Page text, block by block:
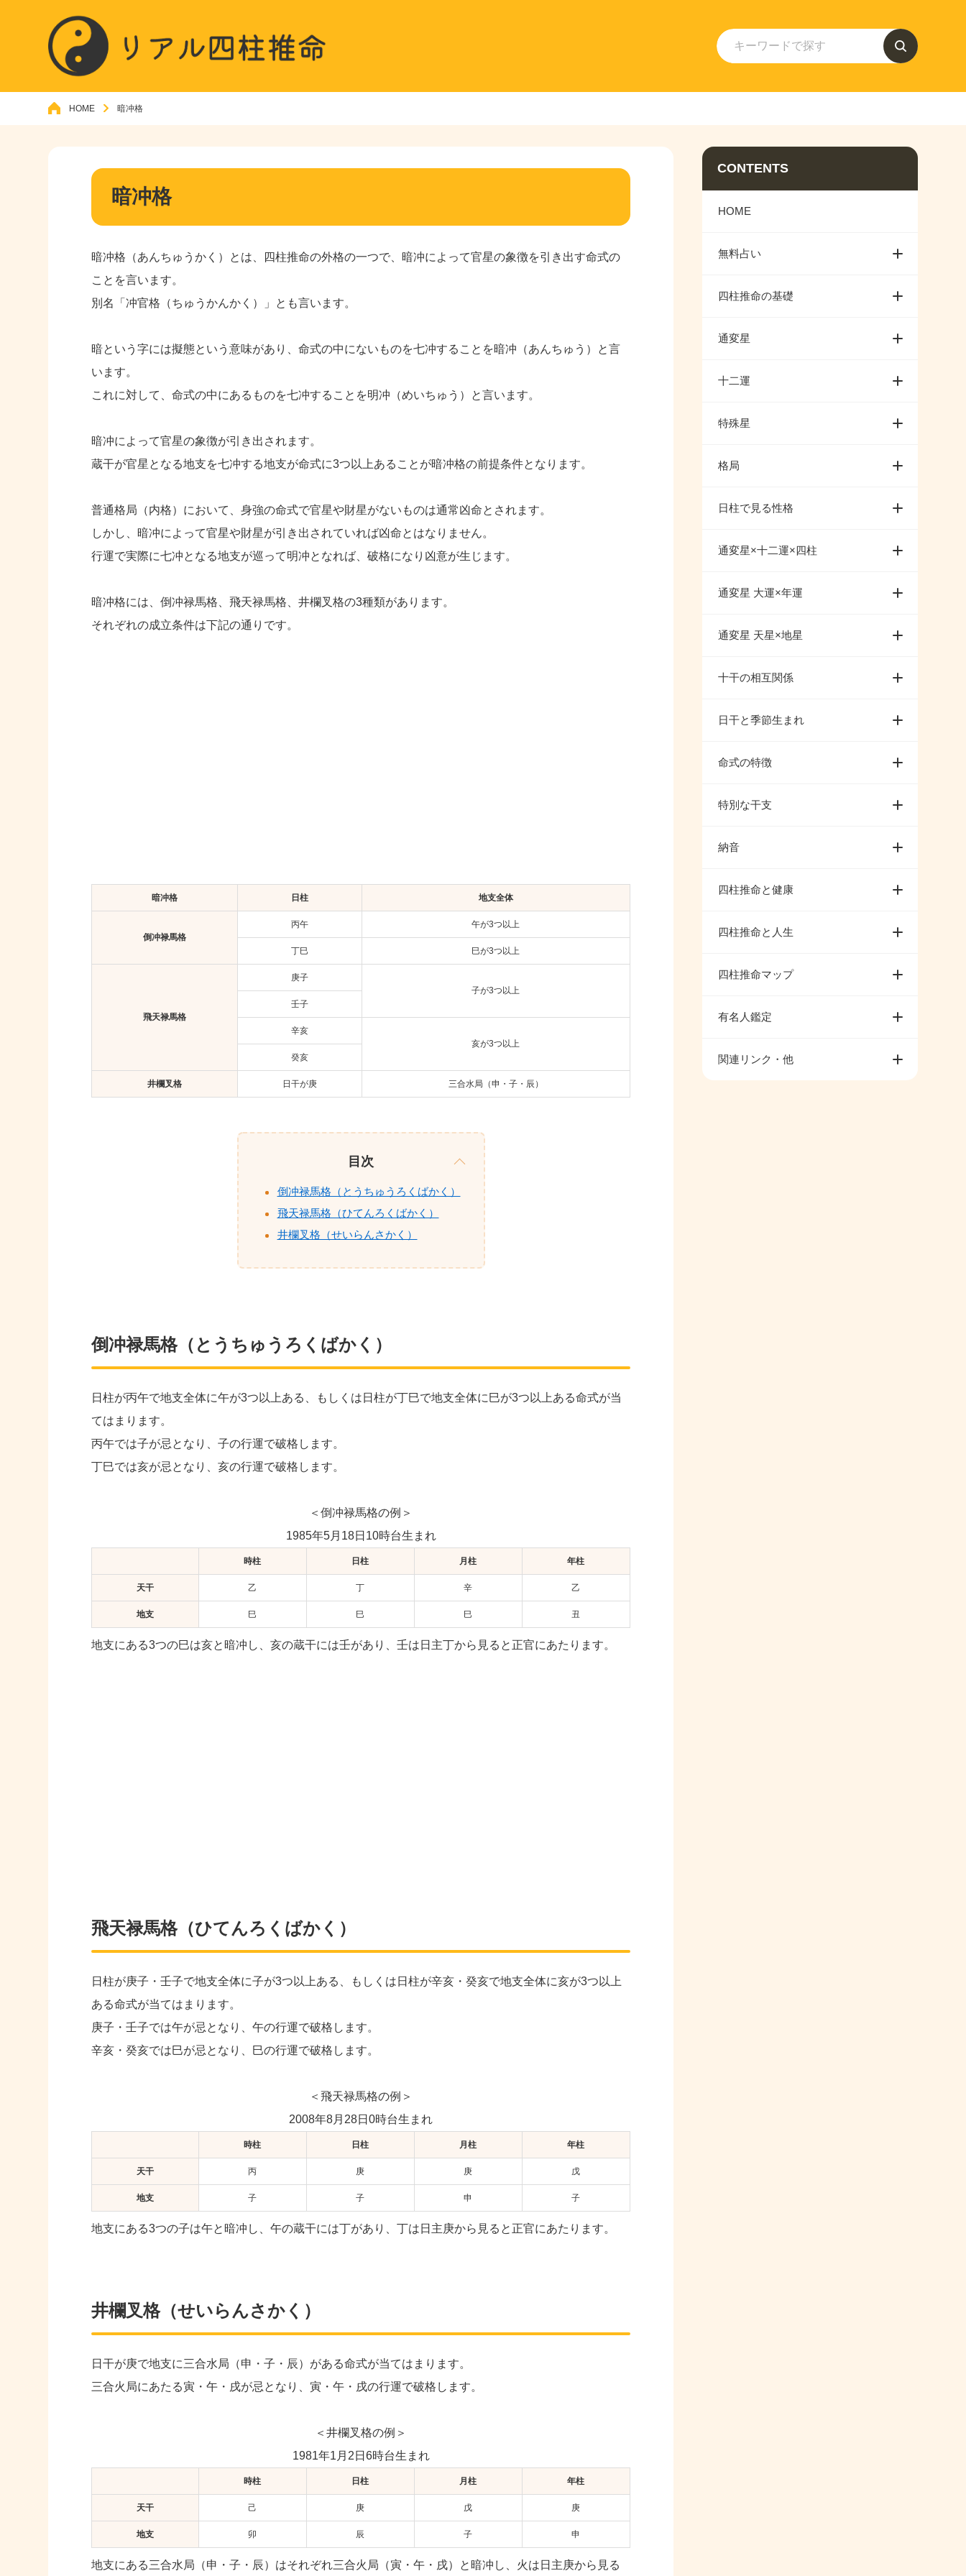
HOME 暗冲格
暗冲格
暗冲格（あんちゅうかく）とは、四柱推命の外格の一つで、暗冲によって官星の象徴を引き出す命式の
ことを言います。
別名「冲官格（ちゅうかんかく）」とも言います。
暗という字には擬態という意味があり、命式の中にないものを七冲することを暗冲（あんちゅう）と言
います。
これに対して、命式の中にあるものを七冲することを明冲（めいちゅう）と言います。
暗冲によって官星の象徴が引き出されます。
蔵干が官星となる地支を七冲する地支が命式に3つ以上あることが暗冲格の前提条件となります。
普通格局（内格）において、身強の命式で官星や財星がないものは通常凶命とされます。
しかし、暗冲によって官星や財星が引き出されていれば凶命とはなりません。
行運で実際に七冲となる地支が巡って明冲となれば、破格になり凶意が生じます。
暗冲格には、倒冲禄馬格、飛天禄馬格、井欄叉格の3種類があります。
それぞれの成立条件は下記の通りです。
暗冲格 日柱 地支全体
倒冲禄馬格
丙午 午が3つ以上
丁巳 巳が3つ以上
飛天禄馬格
庚子
子が3つ以上
壬子
辛亥
亥が3つ以上
癸亥
井欄叉格 日干が庚 三合水局（申・子・辰）
目次
倒冲禄馬格（とうちゅうろくばかく）
飛天禄馬格（ひてんろくばかく）
井欄叉格（せいらんさかく）
倒冲禄馬格（とうちゅうろくばかく）
日柱が丙午で地支全体に午が3つ以上ある、もしくは日柱が丁巳で地支全体に巳が3つ以上ある命式が当
てはまります。
丙午では子が忌となり、子の行運で破格します。
丁巳では亥が忌となり、亥の行運で破格します。
＜倒冲禄馬格の例＞
1985年5月18日10時台生まれ
時柱 日柱 月柱 年柱
天干 乙 丁 辛 乙
地支 巳 巳 巳 丑
地支にある3つの巳は亥と暗冲し、亥の蔵干には壬があり、壬は日主丁から見ると正官にあたります。
飛天禄馬格（ひてんろくばかく）
日柱が庚子・壬子で地支全体に子が3つ以上ある、もしくは日柱が辛亥・癸亥で地支全体に亥が3つ以上
ある命式が当てはまります。
庚子・壬子では午が忌となり、午の行運で破格します。
辛亥・癸亥では巳が忌となり、巳の行運で破格します。
＜飛天禄馬格の例＞
2008年8月28日0時台生まれ
時柱 日柱 月柱 年柱
天干 丙 庚 庚 戊
地支 子 子 申 子
地支にある3つの子は午と暗冲し、午の蔵干には丁があり、丁は日主庚から見ると正官にあたります。
井欄叉格（せいらんさかく）
日干が庚で地支に三合水局（申・子・辰）がある命式が当てはまります。
三合火局にあたる寅・午・戌が忌となり、寅・午・戌の行運で破格します。
＜井欄叉格の例＞
1981年1月2日6時台生まれ
時柱 日柱 月柱 年柱
天干 己 庚 戊 庚
地支 卯 辰 子 申
地支にある三合水局（申・子・辰）はそれぞれ三合火局（寅・午・戌）と暗冲し、火は日主庚から見る
CONTENTS
HOME
無料占い
四柱推命の基礎
通変星
十二運
特殊星
格局
日柱で見る性格
通変星×十二運×四柱
通変星 大運×年運
通変星 天星×地星
十干の相互関係
日干と季節生まれ
命式の特徴
特別な干支
納音
四柱推命と健康
四柱推命と人生
四柱推命マップ
有名人鑑定
関連リンク・他